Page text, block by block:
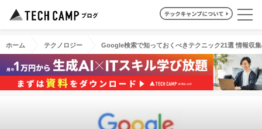
ホーム テクノロジー Google検索で知っておくべきテクニック21選 情報収